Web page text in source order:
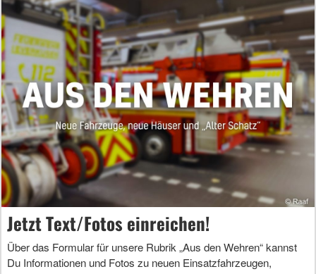
Jetzt Text/Fotos einreichen!
Über das Formular für unsere Rubrik „Aus den Wehren“ kannst
Du Informationen und Fotos zu neuen Einsatzfahrzeugen,